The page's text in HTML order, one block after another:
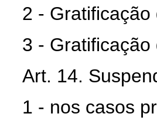
2 -
3 -
Art. 14.
1 - nos casos